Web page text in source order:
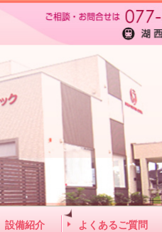
設備紹介 よくあるご質問